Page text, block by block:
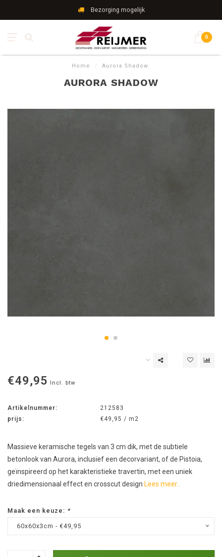
Bezorging mogelijk
0
Home / Aurora Shadow
AURORA SHADOW
€49,95 Incl. btw
Artikelnummer:
212583
prijs:
€49,95 / m2
Massieve keramische tegels van 3 cm dik, met de subtiele
betonlook van Aurora, inclusief een decorvariant, of de Pistoia,
geïnspireerd op het karakteristieke travertin, met een uniek
driedimensionaal effect en crosscut design Lees meer..
Maak een keuze: *
60x60x3cm - €49,95